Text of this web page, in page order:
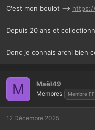
C'est mon boulot -->
Depuis 20 ans et
Donc je connais archi bien
M Maël49
Membres Membre FF
12 Décembre 2025